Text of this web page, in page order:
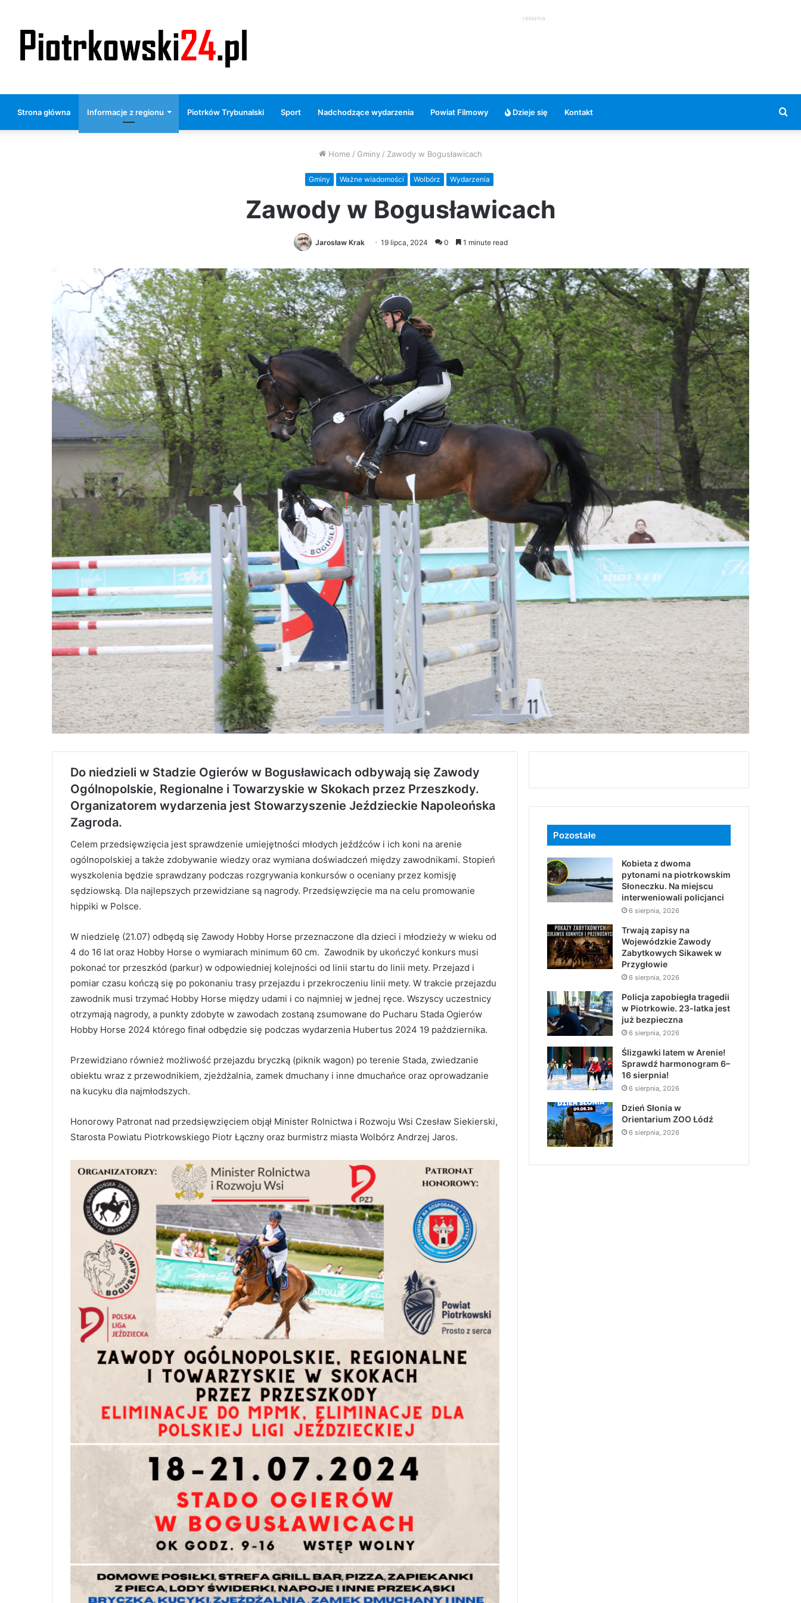
reklama
Strona główna Informacje z regionu Piotrków Trybunalski Sport Nadchodzące wydarzenia Powiat Filmowy Dzieje się Kontakt
Home / Gminy / Zawody w Bogusławicach
Gminy Ważne wiadomości Wolbórz Wydarzenia
Zawody w Bogusławicach
Jarosław Krak 19 lipca, 2024 0 1 minute read
Do niedzieli w Stadzie Ogierów w Bogusławicach odbywają się Zawody
Ogólnopolskie, Regionalne i Towarzyskie w Skokach przez Przeszkody.
Organizatorem wydarzenia jest Stowarzyszenie Jeździeckie Napoleońska
Zagroda.
Celem przedsięwzięcia jest sprawdzenie umiejętności młodych jeźdźców i ich koni na arenie
ogólnopolskiej a także zdobywanie wiedzy oraz wymiana doświadczeń między zawodnikami. Stopień
wyszkolenia będzie sprawdzany podczas rozgrywania konkursów o oceniany przez komisję
sędziowską. Dla najlepszych przewidziane są nagrody. Przedsięwzięcie ma na celu promowanie
hippiki w Polsce.
W niedzielę (21.07) odbędą się Zawody Hobby Horse przeznaczone dla dzieci i młodzieży w wieku od
4 do 16 lat oraz Hobby Horse o wymiarach minimum 60 cm. Zawodnik by ukończyć konkurs musi
pokonać tor przeszkód (parkur) w odpowiedniej kolejności od linii startu do linii mety. Przejazd i
pomiar czasu kończą się po pokonaniu trasy przejazdu i przekroczeniu linii mety. W trakcie przejazdu
zawodnik musi trzymać Hobby Horse między udami i co najmniej w jednej ręce. Wszyscy uczestnicy
otrzymają nagrody, a punkty zdobyte w zawodach zostaną zsumowane do Pucharu Stada Ogierów
Hobby Horse 2024 którego finał odbędzie się podczas wydarzenia Hubertus 2024 19 października.
Przewidziano również możliwość przejazdu bryczką (piknik wagon) po terenie Stada, zwiedzanie
obiektu wraz z przewodnikiem, zjeżdżalnia, zamek dmuchany i inne dmuchańce oraz oprowadzanie
na kucyku dla najmłodszych.
Honorowy Patronat nad przedsięwzięciem objął Minister Rolnictwa i Rozwoju Wsi Czesław Siekierski,
Starosta Powiatu Piotrkowskiego Piotr Łączny oraz burmistrz miasta Wolbórz Andrzej Jaros.
Pozostałe
Kobieta z dwoma
pytonami na piotrkowskim
Słoneczku. Na miejscu
interweniowali policjanci
6 sierpnia, 2026
Trwają zapisy na
Wojewódzkie Zawody
Zabytkowych Sikawek w
Przygłowie
6 sierpnia, 2026
Policja zapobiegła tragedii
w Piotrkowie. 23-latka jest
już bezpieczna
6 sierpnia, 2026
Ślizgawki latem w Arenie!
Sprawdź harmonogram 6–
16 sierpnia!
6 sierpnia, 2026
Dzień Słonia w
Orientarium ZOO Łódź
6 sierpnia, 2026